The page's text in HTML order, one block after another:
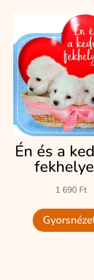
Én és a
1 690 Ft